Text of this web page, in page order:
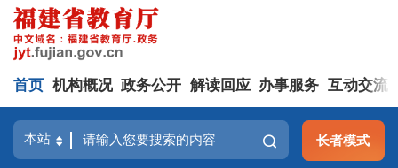
首页 机构概况 政务公开 解读回应 办事服务 互动交流
长者模式